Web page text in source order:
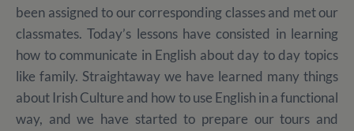
been assigned to our corresponding classes and met our
classmates. Today’s lessons have consisted in learning
how to communicate in English about day to day topics
like family. Straightaway we have learned many things
about Irish Culture and how to use English in a functional
way, and we have started to prepare our tours and